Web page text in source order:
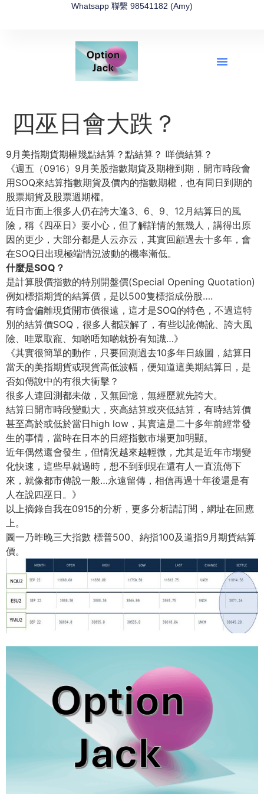
Whatsapp 聯繫 98541182 (Amy)
四巫日會大跌？
9月美指期貨期權幾點結算？點結算？ 咩價結算？
《週五（0916）9月美股指數期貨及期權到期，開市時段會
用SOQ來結算指數期貨及價內的指數期權，也有同日到期的
股票期貨及股票週期權。
近日市面上很多人仍在誇大逢3、6、9、12月結算日的風
險，稱《四巫日》要小心，但了解詳情的無幾人，講得出原
因的更少，大部分都是人云亦云，其實回顧過去十多年，會
在SOQ日出現極端情況波動的機率漸低。
什麼是SOQ？
是計算股價指數的特別開盤價(Special Opening Quotation)
例如標指期貨的結算價，是以500隻標指成份股….
有時會偏離現貨開市價很遠，這才是SOQ的特色，不過這特
別的結算價SOQ，很多人都誤解了，有些以訛傳訛、誇大風
險、哇眾取寵、知啲唔知啲就扮有知識…》
《其實很簡單的動作，只要回測過去10多年日線圖，結算日
當天的美指期貨或現貨高低波幅，便知道這美期結算日，是
否如傳說中的有很大衝擊？
很多人連回測都未做，又無回憶，無經歷就先誇大。
結算日開市時段變動大，夾高結算或夾低結算，有時結算價
甚至高於或低於當日high low，其實這是二十多年前經常發
生的事情，當時在日本的日經指數市場更加明顯。
近年偶然還會發生，但情況越來越輕微，尤其是近年市場變
化快速，這些早就過時，想不到到現在還有人一直流傳下
來，就像都市傳說一般…永遠留傳，相信再過十年後還是有
人在說四巫日。》
以上摘錄自我在0915的分析，更多分析請訂閱，網址在回應
上。
圖一乃昨晚三大指數 標普500、納指100及道指9月期貨結算
價。